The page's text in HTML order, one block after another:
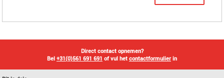
Direct contact opnemen?
Bel +31(0)561 691 691 of vul het contactformulier in